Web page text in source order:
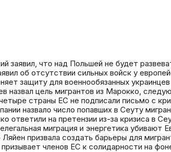
заявил, что над Польшей не будет
об отсутствии сильных войск у
защиту для военнообязанных украинцев
назвал цель мигрантов из Марокко,
страны ЕС не подписали письмо с
назвало число попавших в Сеуту
ответили на претензии из-за кризиса в
миграция и энергетика убивают
призвала создать барьеры для
членов ЕС к солидарности на